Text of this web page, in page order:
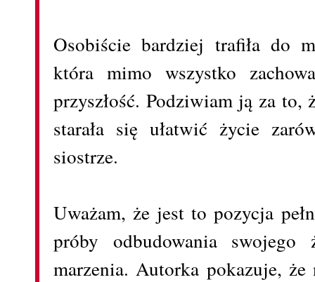
Osobiście bardziej trafiła do
która mimo wszystko
przyszłość. Podziwiam ją za to,
starała się ułatwić życie
siostrze.
Uważam, że jest to pozycja
próby odbudowania
marzenia. Autorka pokazuje,